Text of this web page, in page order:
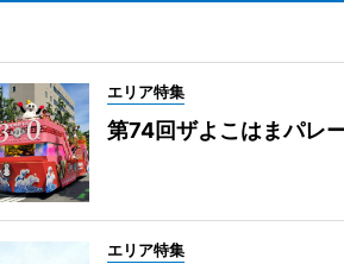
エリア特集
第74回ザよこはまパ
エリア特集